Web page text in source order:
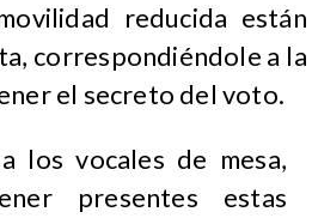
reducida están
correspondiéndole a la
el secreto del voto.
los vocales de mesa,
presentes estas